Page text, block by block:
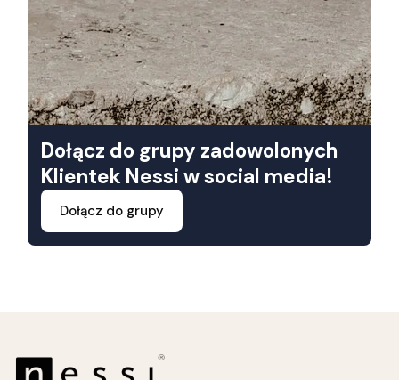
Dołącz do grupy zadowolonych
Klientek Nessi w social media!
Dołącz do grupy